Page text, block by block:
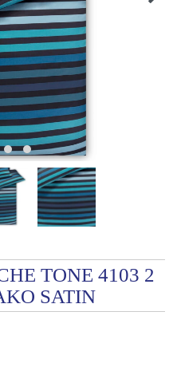
TONE 4103 2
SATIN